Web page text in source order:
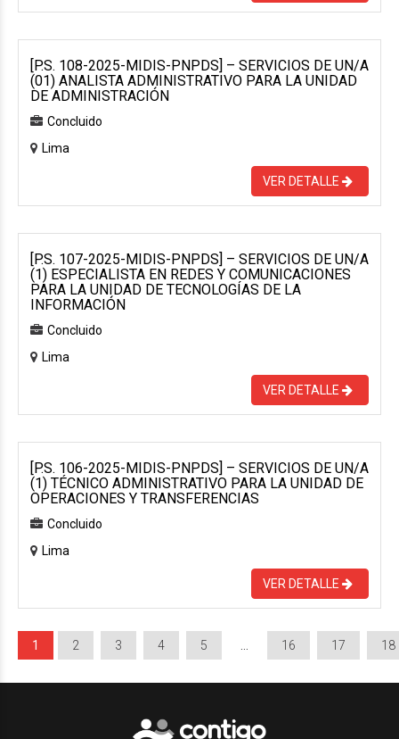
[P.S. 108-2025-MIDIS-PNPDS] – SERVICIOS DE UN/A
(01) ANALISTA ADMINISTRATIVO PARA LA UNIDAD
DE ADMINISTRACIÓN
Concluido
Lima
VER DETALLE
[P.S. 107-2025-MIDIS-PNPDS] – SERVICIOS DE UN/A
(1) ESPECIALISTA EN REDES Y COMUNICACIONES
PARA LA UNIDAD DE TECNOLOGÍAS DE LA
INFORMACIÓN
Concluido
Lima
VER DETALLE
[P.S. 106-2025-MIDIS-PNPDS] – SERVICIOS DE UN/A
(1) TÉCNICO ADMINISTRATIVO PARA LA UNIDAD DE
OPERACIONES Y TRANSFERENCIAS
Concluido
Lima
VER DETALLE
1 2 3 4 5 16 17 18